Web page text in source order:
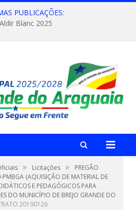
PUBLICAÇÕES:
Blanc 2025
» Licitações »
PREGÃO
PMBGA (AQUISIÇÃO DE MATERIAL DE
E PEDAGÓGICOS PARA
DO MUNICÍPIO DE BREJO GRANDE DO
20190126